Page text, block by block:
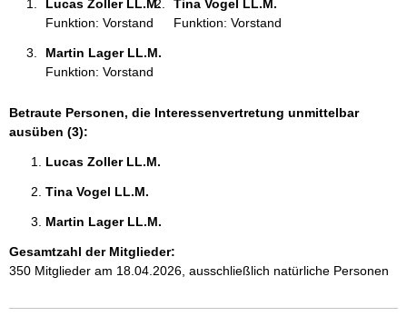
Lucas Zoller LL.M.
Funktion: Vorstand
Tina Vogel LL.M.
Funktion: Vorstand
Martin Lager LL.M.
Funktion: Vorstand
Betraute Personen, die Interessenvertretung unmittelbar
ausüben (3):
Lucas Zoller LL.M.
Tina Vogel LL.M.
Martin Lager LL.M.
Gesamtzahl der Mitglieder:
350 Mitglieder am 18.04.2026, ausschließlich natürliche Personen